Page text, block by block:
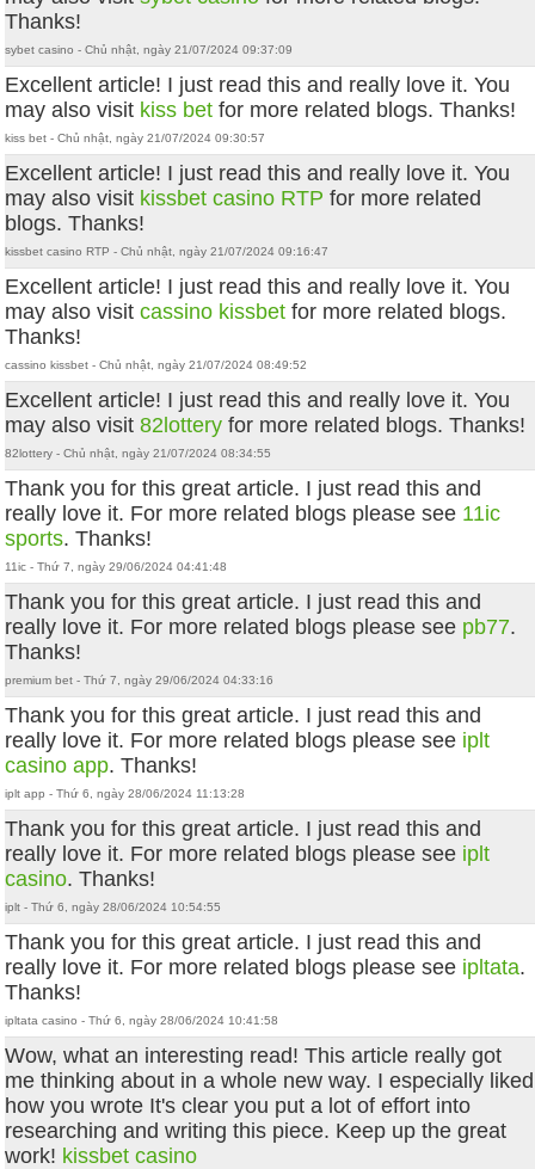
Thanks!
sybet casino - Chủ nhật, ngày 21/07/2024 09:37:09
Excellent article! I just read this and really love it. You
may also visit kiss bet for more related blogs. Thanks!
kiss bet - Chủ nhật, ngày 21/07/2024 09:30:57
Excellent article! I just read this and really love it. You
may also visit kissbet casino RTP for more related
blogs. Thanks!
kissbet casino RTP - Chủ nhật, ngày 21/07/2024 09:16:47
Excellent article! I just read this and really love it. You
may also visitcassino kissbet for more related blogs.
Thanks!
cassino kissbet - Chủ nhật, ngày 21/07/2024 08:49:52
Excellent article! I just read this and really love it. You
may also visit82lottery for more related blogs. Thanks!
82lottery - Chủ nhật, ngày 21/07/2024 08:34:55
Thank you for this great article. I just read this and
really love it. For more related blogs please see 11ic
sports. Thanks!
11ic - Thứ 7, ngày 29/06/2024 04:41:48
Thank you for this great article. I just read this and
really love it. For more related blogs please see pb77.
Thanks!
premium bet - Thứ 7, ngày 29/06/2024 04:33:16
Thank you for this great article. I just read this and
really love it. For more related blogs please see iplt
casino app. Thanks!
iplt app - Thứ 6, ngày 28/06/2024 11:13:28
Thank you for this great article. I just read this and
really love it. For more related blogs please see iplt
casino. Thanks!
iplt - Thứ 6, ngày 28/06/2024 10:54:55
Thank you for this great article. I just read this and
really love it. For more related blogs please see ipltata.
Thanks!
ipltata casino - Thứ 6, ngày 28/06/2024 10:41:58
Wow, what an interesting read! This article really got
me thinking about in a whole new way. I especially liked
how you wrote It's clear you put a lot of effort into
researching and writing this piece. Keep up the great
work! kissbet casino